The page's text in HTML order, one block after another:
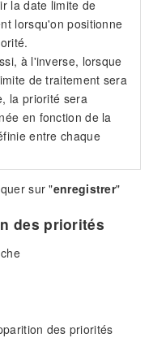
la date limite de
lorsqu'on positionne
à l'inverse, lorsque
de traitement sera
la priorité sera
en fonction de la
entre chaque
sur "enregistrer"
des priorités
des priorités